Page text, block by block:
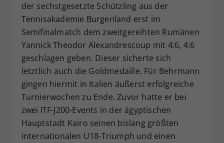
der sechstgesetzte Schützling aus der
Tennisakademie Burgenland erst im
Semifinalmatch dem zweitgereihten Rumänen
Yannick Theodor Alexandrescoup mit 4:6, 4:6
geschlagen geben. Dieser sicherte sich
letztlich auch die Goldmedaille. Für Behrmann
gingen hiermit in Italien äußerst erfolgreiche
Turnierwochen zu Ende. Zuvor hatte er bei
zwei ITF-J200-Events in der ägyptischen
Hauptstadt Kairo seinen bislang größten
internationalen U18-Triumph und einen